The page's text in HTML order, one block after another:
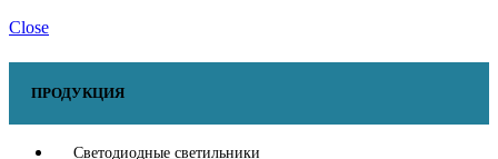
Close
ПРОДУКЦИЯ
Светодиодные светильники